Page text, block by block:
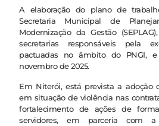
A elaboração do plano de
Secretaria Municipal de
Modernização da Gestão
secretarias responsáveis pela
pactuadas no âmbito do PNGI,
novembro de 2025.
Em Niterói, está prevista a adoção
em situação de violência nas
fortalecimento de ações de
servidores, em parceria com